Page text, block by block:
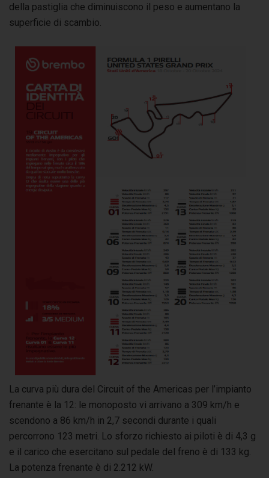
della pastiglia che diminuiscono il peso e aumentano la
superficie di scambio.
La curva più dura del Circuit of the Americas per l’impianto
frenante è la 12: le monoposto vi arrivano a 309 km/h e
scendono a 86 km/h in 2,7 secondi durante i quali
percorrono 123 metri. Lo sforzo richiesto ai piloti è di 4,3 g
e il carico che esercitano sul pedale del freno è di 133 kg.
La potenza frenante è di 2.212 kW.